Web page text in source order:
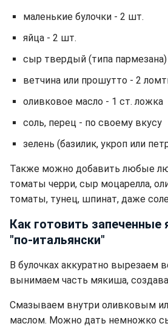
маленькие булочки - 2 шт.
яйца - 2 шт.
сыр твердый (типа пармезана)
ветчина или прошутто - 2
оливковое масло - 1 ст. ложка
соль, перец - по своему вкусу
зелень (базилик, укроп или
Также можно добавить любые
томаты черри, сыр моцарелла,
томаты, тунец, шпинат, даже
Как готовить запеченные
"по-итальянски"
В булочках аккуратно вырезаем
вынимаем часть мякиша,
Смазываем внутри оливковым
маслом. Можно дать немножко